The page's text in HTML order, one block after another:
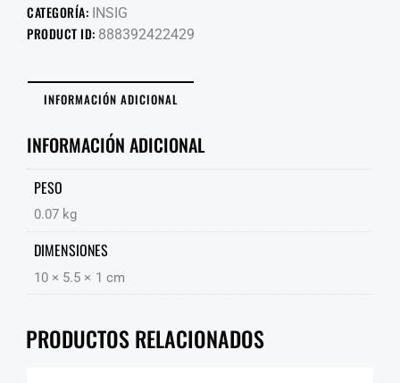
CATEGORÍA: INSIG
PRODUCT ID: 888392422429
INFORMACIÓN ADICIONAL
INFORMACIÓN ADICIONAL
PESO
0.07 kg
DIMENSIONES
10 × 5.5 × 1 cm
PRODUCTOS RELACIONADOS